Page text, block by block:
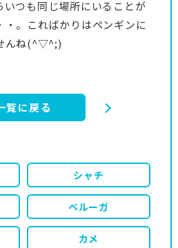
いつも同じ場所にいることが
・。こればかりはペンギンに
んね(^▽^;)
覧に戻る
シャチ
ベルーガ
カメ